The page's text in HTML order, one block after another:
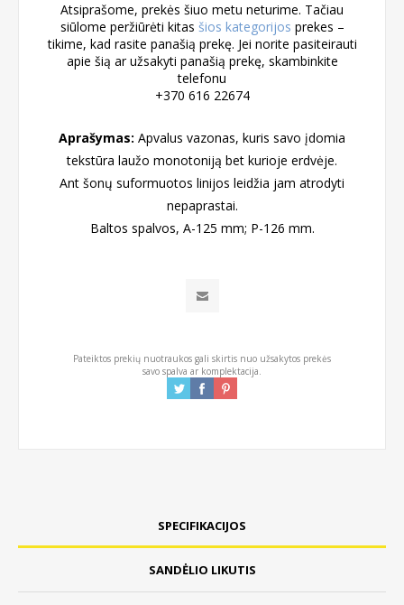
Atsiprašome, prekės šiuo metu neturime. Tačiau
siūlome peržiūrėti kitas šios kategorijos prekes –
tikime, kad rasite panašią prekę. Jei norite pasiteirauti
apie šią ar užsakyti panašią prekę, skambinkite
telefonu
+370 616 22674
Aprašymas: Apvalus vazonas, kuris savo įdomia
tekstūra laužo monotoniją bet kurioje erdvėje.
Ant šonų suformuotos linijos leidžia jam atrodyti
nepaprastai.
Baltos spalvos, A-125 mm; P-126 mm.
Pateiktos prekių nuotraukos gali skirtis nuo užsakytos prekės
savo spalva ar komplektacija.
SPECIFIKACIJOS
SANDĖLIO LIKUTIS